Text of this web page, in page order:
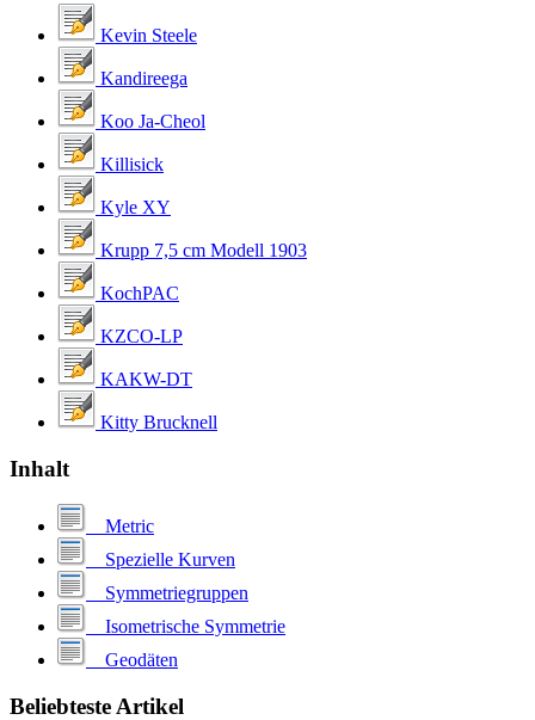
Kevin Steele
Kandireega
Koo Ja-Cheol
Killisick
Kyle XY
Krupp 7,5 cm Modell 1903
KochPAC
KZCO-LP
KAKW-DT
Kitty Brucknell
Inhalt
Metric
Spezielle Kurven
Symmetriegruppen
Isometrische Symmetrie
Geodäten
Beliebteste Artikel